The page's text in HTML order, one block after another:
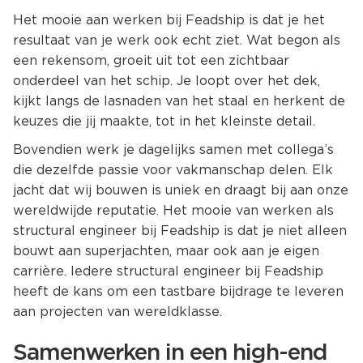
Het mooie aan werken bij Feadship is dat je het
resultaat van je werk ook echt ziet. Wat begon als
een rekensom, groeit uit tot een zichtbaar
onderdeel van het schip. Je loopt over het dek,
kijkt langs de lasnaden van het staal en herkent de
keuzes die jij maakte, tot in het kleinste detail.
Bovendien werk je dagelijks samen met collega’s
die dezelfde passie voor vakmanschap delen. Elk
jacht dat wij bouwen is uniek en draagt bij aan onze
wereldwijde reputatie. Het mooie van werken als
structural engineer bij Feadship is dat je niet alleen
bouwt aan superjachten, maar ook aan je eigen
carrière. Iedere structural engineer bij Feadship
heeft de kans om een tastbare bijdrage te leveren
aan projecten van wereldklasse.
Samenwerken in een high-end